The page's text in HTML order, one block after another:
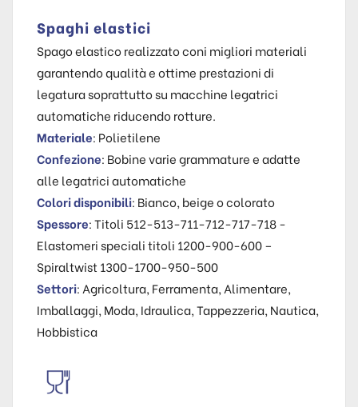
Spaghi elastici
Spago elastico realizzato coni migliori materiali
garantendo qualità e ottime prestazioni di
legatura soprattutto su macchine legatrici
automatiche riducendo rotture.
Materiale: Polietilene
Confezione: Bobine varie grammature e adatte
alle legatrici automatiche
Colori disponibili: Bianco, beige o colorato
Spessore: Titoli 512-513-711-712-717-718 -
Elastomeri speciali titoli 1200-900-600 –
Spiraltwist 1300-1700-950-500
Settori: Agricoltura, Ferramenta, Alimentare,
Imballaggi, Moda, Idraulica, Tappezzeria, Nautica,
Hobbistica